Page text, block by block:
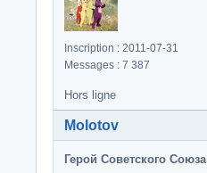
Inscription : 2011-07-31
Messages : 7 387
Hors ligne
Molotov
Герой Советского Союза